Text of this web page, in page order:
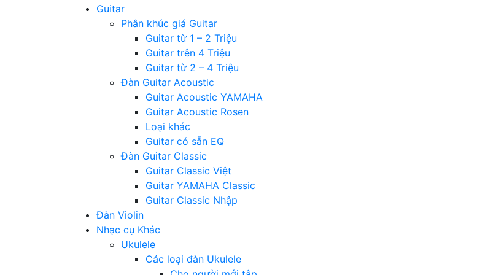
Guitar
Phân khúc giá Guitar
Guitar từ 1 – 2 Triệu
Guitar trên 4 Triệu
Guitar từ 2 – 4 Triệu
Đàn Guitar Acoustic
Guitar Acoustic YAMAHA
Guitar Acoustic Rosen
Loại khác
Guitar có sẵn EQ
Đàn Guitar Classic
Guitar Classic Việt
Guitar YAMAHA Classic
Guitar Classic Nhập
Đàn Violin
Nhạc cụ Khác
Ukulele
Các loại đàn Ukulele